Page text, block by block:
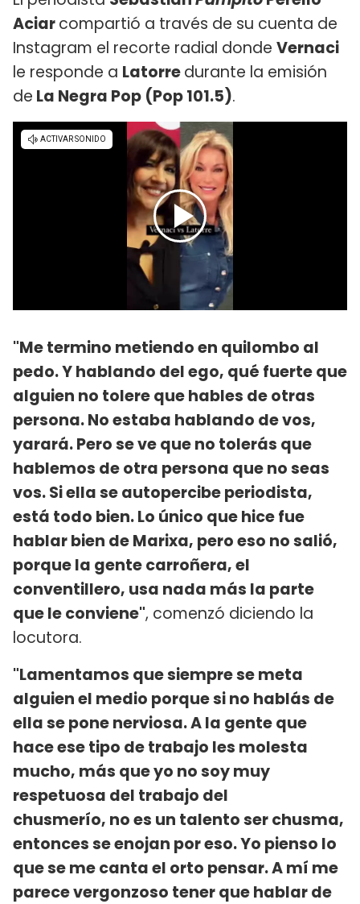
Aciarcompartió a través de su cuenta de
Instagram el recorte radial donde Vernaci
le responde a Latorredurante la emisión
de La Negra Pop (Pop 101.5).
"Me termino metiendo en quilombo al
pedo. Y hablando del ego, qué fuerte que
alguien no tolere que hables de otras
persona. No estaba hablando de vos,
yarará. Pero se ve que no tolerás que
hablemos de otra persona que no seas
vos. Si ella se autopercibe periodista,
está todo bien. Lo único que hice fue
hablar bien de Marixa, pero eso no salió,
porque la gente carroñera, el
conventillero, usa nada más la parte
que le conviene", comenzó diciendo la
locutora.
"Lamentamos que siempre se meta
alguien el medio porque si no hablás de
ella se pone nerviosa. A la gente que
hace ese tipo de trabajo les molesta
mucho, más que yo no soy muy
respetuosa del trabajo del
chusmerío, no es un talento ser chusma,
entonces se enojan por eso. Yo pienso lo
que se me canta el orto pensar. A mí me
parece vergonzoso tener que hablar de